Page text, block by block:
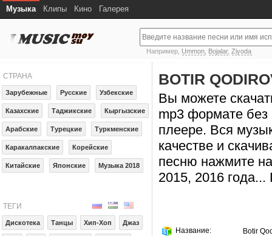
Музыка Клипы Кино Галерея
Например, Ummon Bojalar,Ziyoda
СТРАНА
Зарубежные Русские Узбекские
Казахские Таджикские Кыргызские
Арабские Турецкие Туркменские
Каракалпакские Корейские
Китайские Японские Музыка 2018
ТЕГИ
Дискотека Танцы Хип-Хоп Джаз
BOTIR
Вы можете
mp3 формате без
плеере. Вся
качестве и
песню нажмите
2015, 2016
Название: Botir